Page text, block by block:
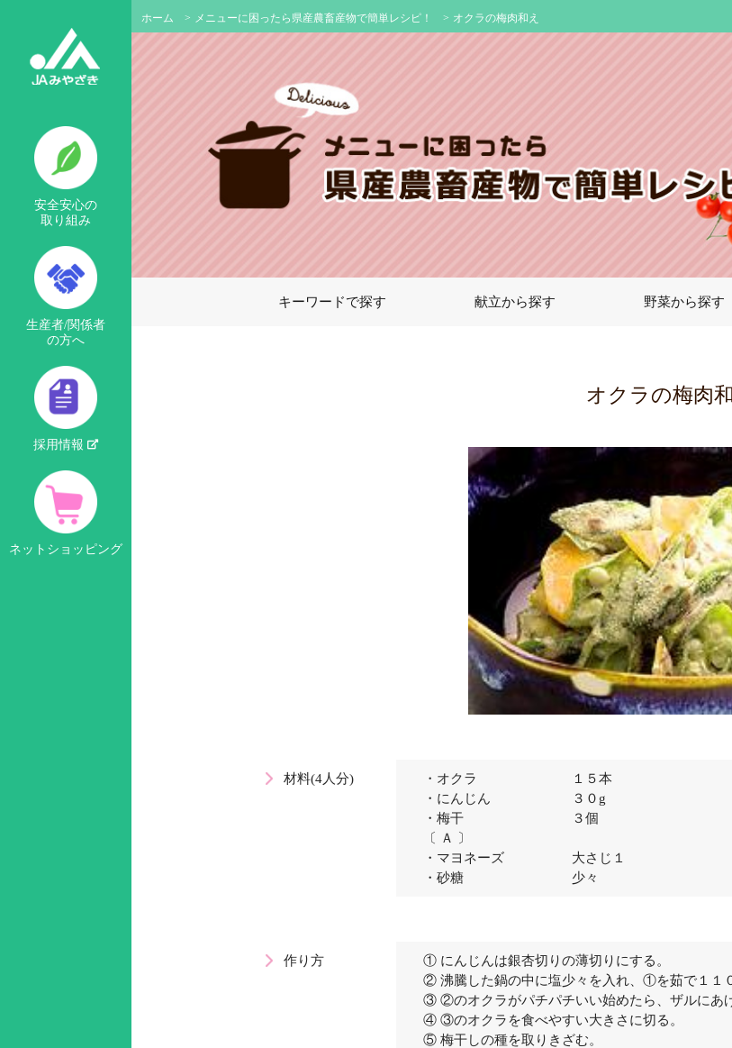
安全安心の
取り組み
生産者/関係者
の方へ
採用情報
ネットショッピング
ホーム > メニューに困ったら県産農畜産物で簡単レシピ！ > オクラの梅肉和え
キーワードで探す 献立から探す 野菜から探す
オクラの梅肉
材料(4人分)
・オクラ １５本
・にんじん ３０g
・梅干 ３個
〔 Ａ 〕
・マヨネーズ 大さじ１
・砂糖 少々
作り方
① にんじんは銀杏切りの薄切りにする。
② 沸騰した鍋の中に塩少々を入れ、①を茹で１１
③ ②のオクラがパチパチいい始めたら、ザルにあ
④ ③のオクラを食べやすい大きさに切る。
⑤ 梅干しの種を取りきざむ。